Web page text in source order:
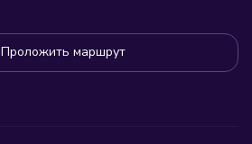
Проложить маршрут